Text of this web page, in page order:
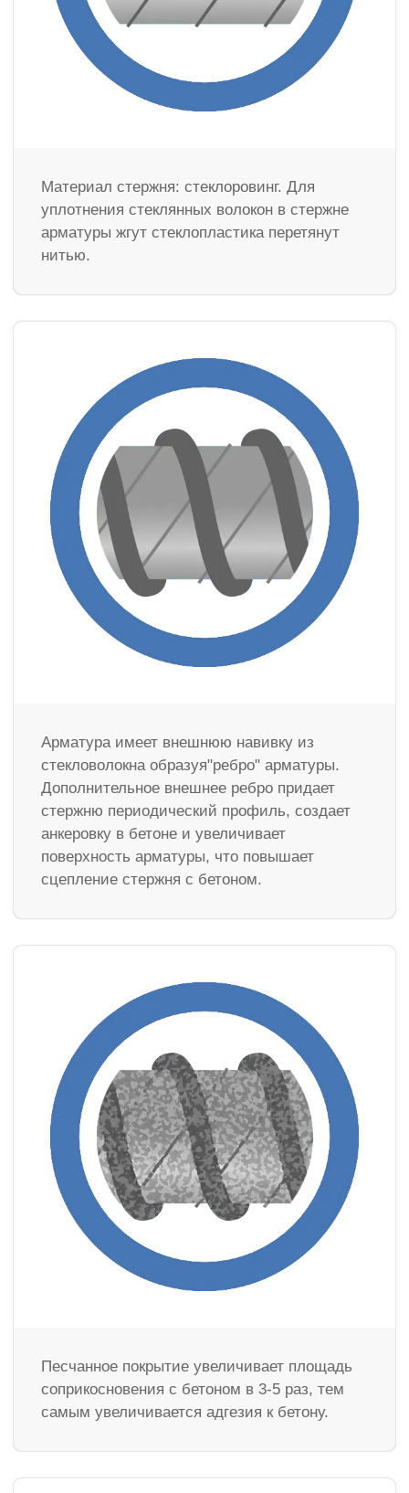
Материал стержня: стеклоровинг. Для
уплотнения стеклянных волокон в стержне
арматуры жгут стеклопластика перетянут
нитью.
Арматура имеет внешнюю навивку из
стекловолокна образуя"ребро" арматуры.
Дополнительное внешнее ребро придает
стержню периодический профиль, создает
анкеровку в бетоне и увеличивает
поверхность арматуры, что повышает
сцепление стержня с бетоном.
Песчанное покрытие увеличивает площадь
соприкосновения с бетоном в 3-5 раз, тем
самым увеличивается адгезия к бетону.